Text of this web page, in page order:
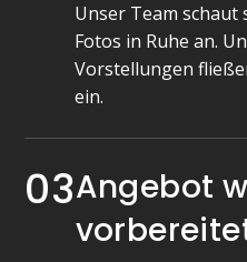
Unser Team schaut
Fotos in Ruhe an.
Vorstellungen
ein.
03Angebot